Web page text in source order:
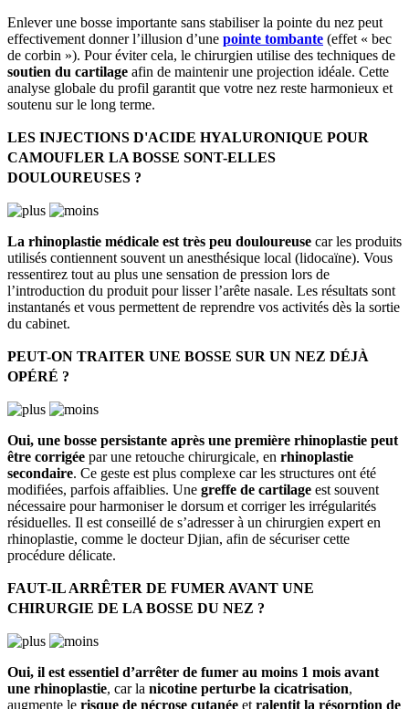
Enlever une bosse importante sans stabiliser la pointe du nez peut
effectivement donner l’illusion d’une pointe tombante (effet « bec
de corbin »). Pour éviter cela, le chirurgien utilise des techniques de
soutien du cartilage afin de maintenir une projection idéale. Cette
analyse globale du profil garantit que votre nez reste harmonieux et
soutenu sur le long terme.
LES INJECTIONS D'ACIDE HYALURONIQUE POUR
CAMOUFLER LA BOSSE SONT-ELLES
DOULOUREUSES ?
La rhinoplastie médicale est très peu douloureuse car les produits
utilisés contiennent souvent un anesthésique local (lidocaïne). Vous
ressentirez tout au plus une sensation de pression lors de
l’introduction du produit pour lisser l’arête nasale. Les résultats sont
instantanés et vous permettent de reprendre vos activités dès la sortie
du cabinet.
PEUT-ON TRAITER UNE BOSSE SUR UN NEZ DÉJÀ
OPÉRÉ ?
Oui, une bosse persistante après une première rhinoplastie peut
être corrigée par une retouche chirurgicale, en rhinoplastie
secondaire. Ce geste est plus complexe car les structures ont été
modifiées, parfois affaiblies. Une greffe de cartilage est souvent
nécessaire pour harmoniser le dorsum et corriger les irrégularités
résiduelles. Il est conseillé de s’adresser à un chirurgien expert en
rhinoplastie, comme le docteur Djian, afin de sécuriser cette
procédure délicate.
FAUT-IL ARRÊTER DE FUMER AVANT UNE
CHIRURGIE DE LA BOSSE DU NEZ ?
Oui, il est essentiel d’arrêter de fumer au moins 1 mois avant
une rhinoplastie, car la nicotine perturbe la cicatrisation,
augmente le risque de nécrose cutanée et ralentit la résorption de